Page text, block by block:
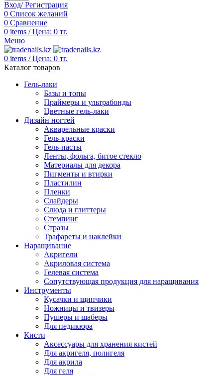
Вход/ Регистрация
0 Список желаний
0 Сравнение
0 items / Цена: 0 тг.
Меню
0 items / Цена: 0 тг.
Каталог товаров
Гель-лаки
Базы и топы
Праймеры и ультрабонды
Цветные гель-лаки
Дизайн ногтей
Акварельные краски
Гель-краски
Гель-пасты
Ленты, фольга, битое стекло
Материалы для декора
Пигменты и втирки
Пластилин
Пленки
Слайдеры
Слюда и глиттеры
Стемпинг
Стразы
Трафареты и наклейки
Наращивание
Акригели
Акриловая система
Гелевая система
Сопутствующая продукция для наращивания
Инструменты
Кусачки и щипчики
Ножницы и твизеры
Пушеры и шаберы
Для педикюра
Кисти
Аксессуары для хранения кистей
Для акригеля, полигеля
Для акрила
Для геля